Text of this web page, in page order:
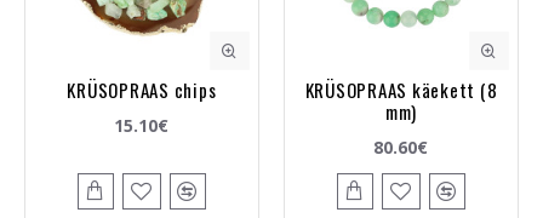
KRÜSOPRAAS chips
15.10€
KRÜSOPRAAS käekett (8
mm)
80.60€